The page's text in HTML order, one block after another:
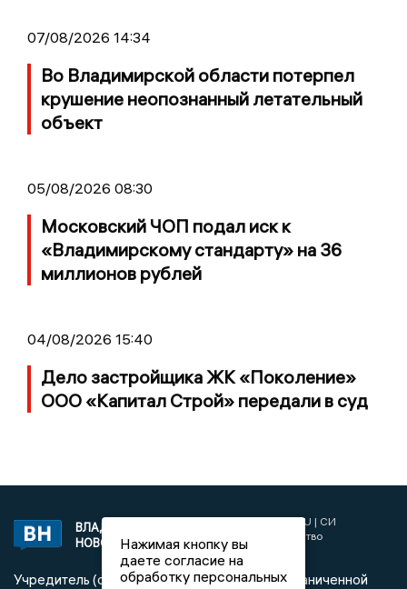
07/08/2026 14:34
Во Владимирской области потерпел
крушение неопознанный летательный
объект
05/08/2026 08:30
Московский ЧОП подал иск к
«Владимирскому стандарту» на 36
миллионов рублей
04/08/2026 15:40
Дело застройщика ЖК «Поколение»
ООО «Капитал Строй» передали в суд
ВЛАДИМИРСКИЕ
НОВОСТИ
2017 © NEWSVLADIMIR.RU | СИ
«Информационное агентство
Владимирские новости»
Учредитель (соучредители): Общество с ограниченной
Нажимая кнопку вы
даете согласие на
обработку персональных